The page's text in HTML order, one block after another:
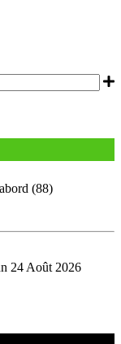
(88)
24 Août 2026